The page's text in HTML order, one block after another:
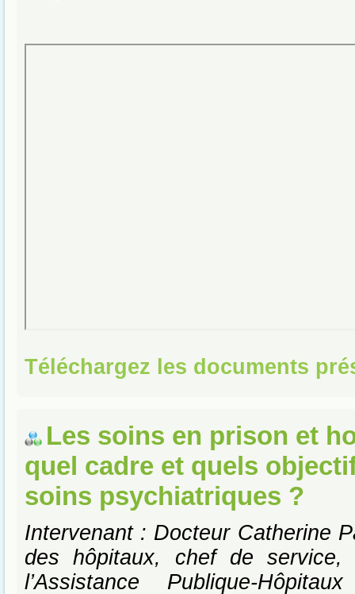
Téléchargez les documents
Les soins en prison et
quel cadre et quels
soins psychiatriques ?
Intervenant : Docteur Catherine
des hôpitaux, chef de
l’Assistance Publique-